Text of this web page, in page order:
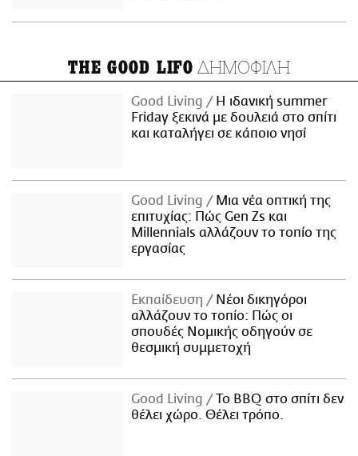
THE GOOD LIFO ΔΗΜΟΦΙΛΗ
Good Living
Η ιδανική summer
Friday ξεκινά με δουλειά στο σπίτι
και καταλήγει σε κάποιο νησί
Good Living
Μια νέα οπτική της
επιτυχίας: Πώς Gen Zs και
Millennials αλλάζουν το τοπίο της
εργασίας
Εκπαίδευση
Νέοι δικηγόροι
αλλάζουν το τοπίο: Πώς οι
σπουδές Νομικής οδηγούν σε
θεσμική συμμετοχή
Good Living
Το BBQ στο σπίτι δεν
θέλει χώρο. Θέλει τρόπο.